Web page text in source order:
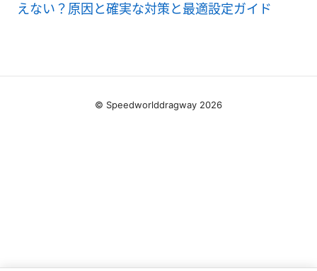
えない？原因と確実な対策と最適設定ガイド
© Speedworlddragway 2026